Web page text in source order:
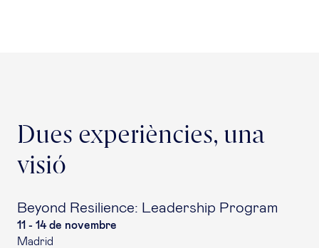
Dues experiències, una
visió
Beyond Resilience: Leadership Program
11 - 14 de novembre
Madrid